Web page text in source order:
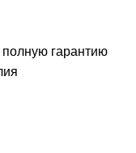
гарантию